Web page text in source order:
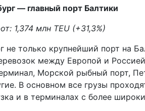
— главный порт Балтики
1,374 млн TEU (+31,3%)
не только крупнейший порт на
между Европой и
Морской рыбный порт,
В основном все грузы
и в терминалах с более